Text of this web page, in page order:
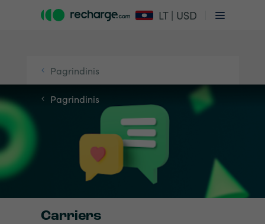
LT | USD
Pagrindinis
Pagrindinis
Carriers